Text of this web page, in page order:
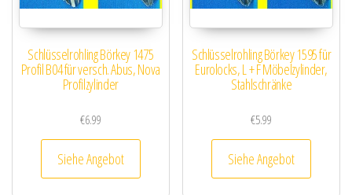
Schlüsselrohling Börkey 1475
Profil B04 für versch. Abus, Nova
Profilzylinder
€6.99
Siehe Angebot
Schlüsselrohling Börkey 1595 für
Eurolocks, L + F Möbelzylinder,
Stahlschränke
€5.99
Siehe Angebot